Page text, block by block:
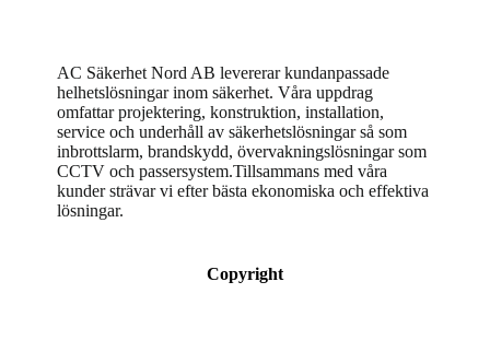
AC Säkerhet Nord AB levererar kundanpassade
helhetslösningar inom säkerhet. Våra uppdrag
omfattar projektering, konstruktion, installation,
service och underhåll av säkerhetslösningar så som
inbrottslarm, brandskydd, övervakningslösningar som
CCTV och passersystem.Tillsammans med våra
kunder strävar vi efter bästa ekonomiska och effektiva
lösningar.
Copyright